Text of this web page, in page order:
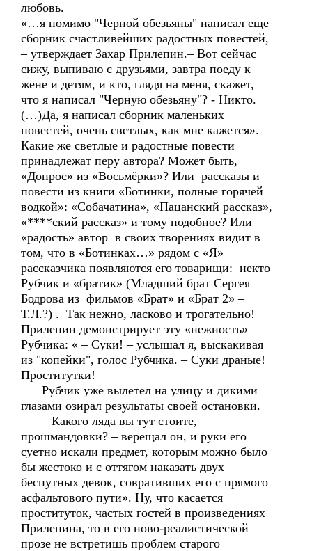
любовь.
«…я помимо "Черной обезьяны" написал еще
сборник счастливейших радостных повестей,
– утверждает Захар Прилепин.– Вот сейчас
сижу, выпиваю с друзьями, завтра поеду к
жене и детям, и кто, глядя на меня, скажет,
что я написал "Черную обезьяну"? - Никто.
(…)Да, я написал сборник маленьких
повестей, очень светлых, как мне кажется».
Какие же светлые и радостные повести
принадлежат перу автора? Может быть,
«Допрос» из «Восьмёрки»? Или рассказы и
повести из книги «Ботинки, полные горячей
водкой»: «Собачатина», «Пацанский рассказ»,
«****ский рассказ» и тому подобное? Или
«радость» автор в своих творениях видит в
том, что в «Ботинках…» рядом с «Я»
рассказчика появляются его товарищи: некто
Рубчик и «братик» (Младший брат Сергея
Бодрова из фильмов «Брат» и «Брат 2» –
Т.Л.?) . Так нежно, ласково и трогательно!
Прилепин демонстрирует эту «нежность»
Рубчика: « – Суки! – услышал я, выскакивая
из "копейки", голос Рубчика. – Суки драные!
Проститутки!
Рубчик уже вылетел на улицу и дикими
глазами озирал результаты своей остановки.
– Какого ляда вы тут стоите,
прошмандовки? – верещал он, и руки его
суетно искали предмет, которым можно было
бы жестоко и с оттягом наказать двух
беспутных девок, совративших его с прямого
асфальтового пути». Ну, что касается
проституток, частых гостей в произведениях
Прилепина, то в его ново-реалистической
прозе не встретишь проблем старого